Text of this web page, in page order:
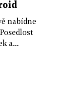
nabídne
a...